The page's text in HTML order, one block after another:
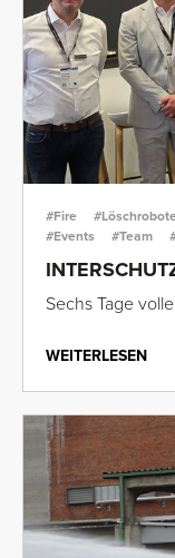
#Fire
#Events
#Team
Sechs Tage
WEITERLESEN